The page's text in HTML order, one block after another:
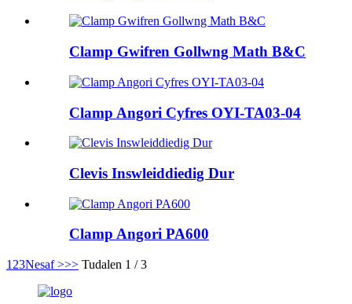
Clamp Gwifren Gollwng Math B&C
Clamp Angori Cyfres OYI-TA03-04
Clevis Inswleiddiedig Dur
Clamp Angori PA600
1 23Nesaf >>> Tudalen 1 / 3